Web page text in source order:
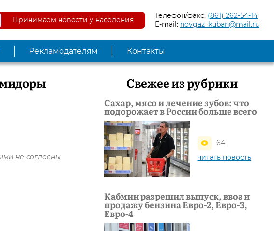
Принимаем новости у населения Телефон/факс: (861) 262-54-14
E-mail: novgaz_kuban@mail.ru
Рекламодателям Контакты
не согласны
Свежее из рубрики
Сахар, мясо и лечение зубов: что
подорожает в России больше всего
64
читать новость
Кабмин разрешил выпуск, ввоз и
продажу бензина Евро-2, Евро-3,
Евро-4